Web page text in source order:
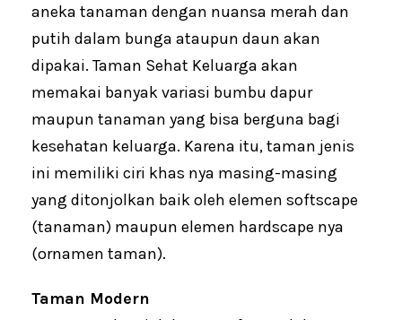
aneka tanaman dengan nuansa merah dan
putih dalam bunga ataupun daun akan
dipakai. Taman Sehat Keluarga akan
memakai banyak variasi bumbu dapur
maupun tanaman yang bisa berguna bagi
kesehatan keluarga. Karena itu, taman jenis
ini memiliki ciri khas nya masing-masing
yang ditonjolkan baik oleh elemen softscape
(tanaman) maupun elemen hardscape nya
(ornamen taman).
Taman Modern